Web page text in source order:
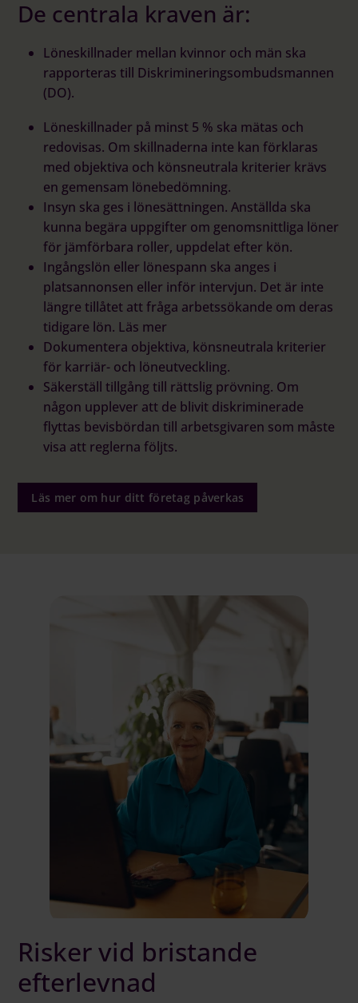
De centrala kraven är:
Löneskillnader mellan kvinnor och män ska
rapporteras till Diskrimineringsombudsmannen
(DO).
Löneskillnader på minst 5 % ska mätas och
redovisas. Om skillnaderna inte kan förklaras
med objektiva och könsneutrala kriterier krävs
en gemensam lönebedömning.
Insyn ska ges i lönesättningen. Anställda ska
kunna begära uppgifter om genomsnittliga löner
för jämförbara roller, uppdelat efter kön.
Ingångslön eller lönespann ska anges i
platsannonsen eller inför intervjun. Det är inte
längre tillåtet att fråga arbetssökande om deras
tidigare lön. Läs mer
Dokumentera objektiva, könsneutrala kriterier
för karriär- och löneutveckling.
Säkerställ tillgång till rättslig prövning. Om
någon upplever att de blivit diskriminerade
flyttas bevisbördan till arbetsgivaren som måste
visa att reglerna följts.
Läs mer om hur ditt företag påverkas
Risker vid bristande
efterlevnad